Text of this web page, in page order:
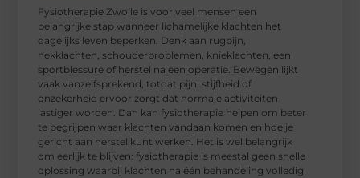
Fysiotherapie Zwolle is voor veel mensen een
belangrijke stap wanneer lichamelijke klachten het
dagelijks leven beperken. Denk aan rugpijn,
nekklachten, schouderproblemen, knieklachten, een
sportblessure of herstel na een operatie. Bewegen lijkt
vaak vanzelfsprekend, totdat pijn, stijfheid of
onzekerheid ervoor zorgt dat normale activiteiten
lastiger worden. Dan kan fysiotherapie helpen om beter
te begrijpen waar klachten vandaan komen en hoe je
gericht aan herstel kunt werken. Het is wel belangrijk
om eerlijk te blijven: fysiotherapie is meestal geen snelle
oplossing waarbij klachten na één behandeling volledig